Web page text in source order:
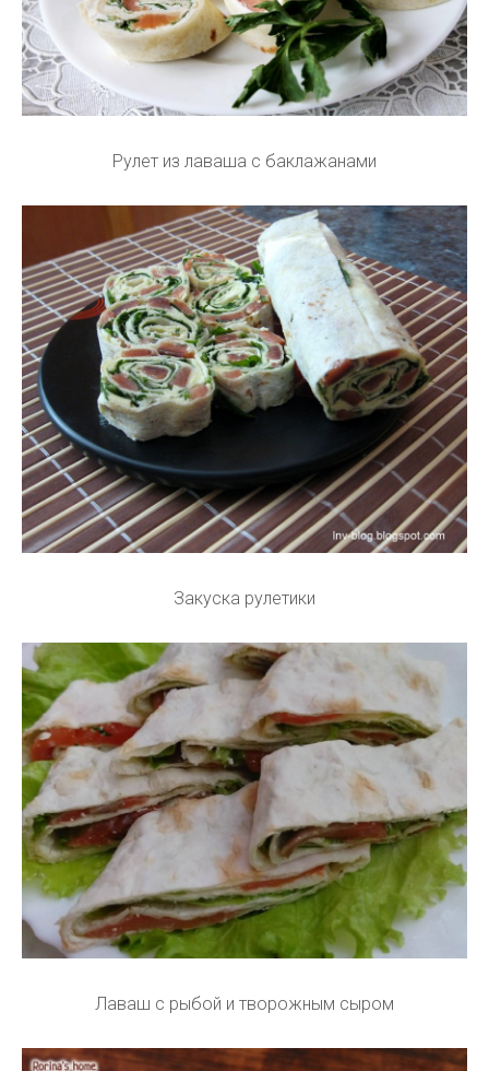
Рулет из лаваша с баклажанами
Закуска рулетики
Лаваш с рыбой и творожным сыром